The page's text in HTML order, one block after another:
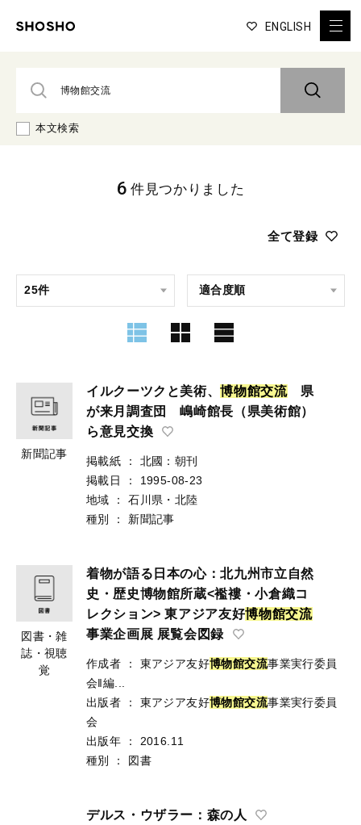
ENGLISH
本文検索
全て登録
6 件見つかりました
新聞記事
イルクーツクと美術、博物館交流県
が来月調査団 嶋崎館長（県美術館）
ら意見交換
掲載紙 ：
北國：朝刊
掲載日
：
1995-08-23
地域
：
石川県・北陸
種別
： 新聞記事
図書・雑
誌・視聴
覚
着物が語る日本の心：北九州市立自然
史・歴史博物館所蔵<襤褸・小倉織コ
レクション> 東アジア友好博物館交流
事業企画展 展覧会図録
作成者 ： 東アジア友好博物館交流事業実行委員
会‖編...
出版者
： 東アジア友好博物館交流事業実行委員
会
出版年
：
2016.11
種別
： 図書
デルス・ウザラー：森の人